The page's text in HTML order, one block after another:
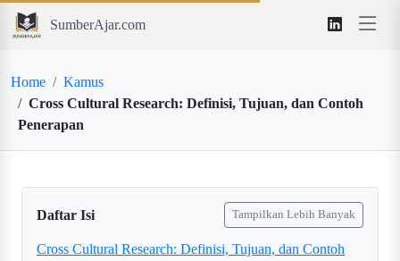
SumberAjar.com
Home
Kamus
Cross Cultural Research: Definisi, Tujuan, dan Contoh
Penerapan
Daftar Isi Tampilkan Lebih Banyak
Cross Cultural Research: Definisi, Tujuan, dan Contoh